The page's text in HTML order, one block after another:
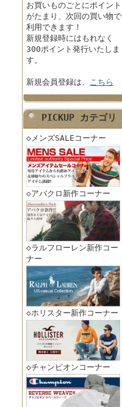
お買いものごとにポイント
がたまり、次回の買い物で
利用できます！
新規登録時にはもれなく
300ポイント発行いたしま
す。
新規会員登録は、 こちら
PICKUP カテゴリ
◇メンズSALEコーナー
◇アバクロ新作コーナー
◇ラルフローレン新作コー
ナー
◇ホリスター新作コーナー
◇チャンピオンコーナー